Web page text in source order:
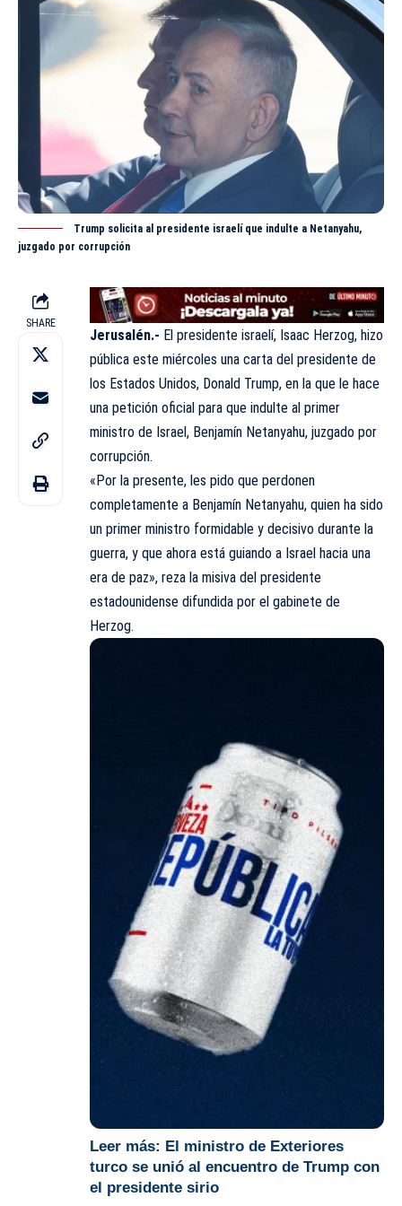
Trump solicita al presidente israelí que indulte a Netanyahu,
juzgado por corrupción
SHARE
Jerusalén.- El presidente israelí, Isaac Herzog, hizo
pública este miércoles una carta del presidente de
los Estados Unidos, Donald Trump, en la que le hace
una petición oficial para que indulte al primer
ministro de Israel, Benjamín Netanyahu, juzgado por
corrupción.
«Por la presente, les pido que perdonen
completamente a Benjamín Netanyahu, quien ha sido
un primer ministro formidable y decisivo durante la
guerra, y que ahora está guiando a Israel hacia una
era de paz», reza la misiva del presidente
estadounidense difundida por el gabinete de
Herzog.
Leer más: El ministro de Exteriores
turco se unió al encuentro de Trump con
el presidente sirio